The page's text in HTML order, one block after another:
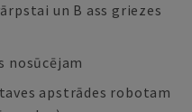
un B ass griezes
nosūcējam
apstrādes robotam